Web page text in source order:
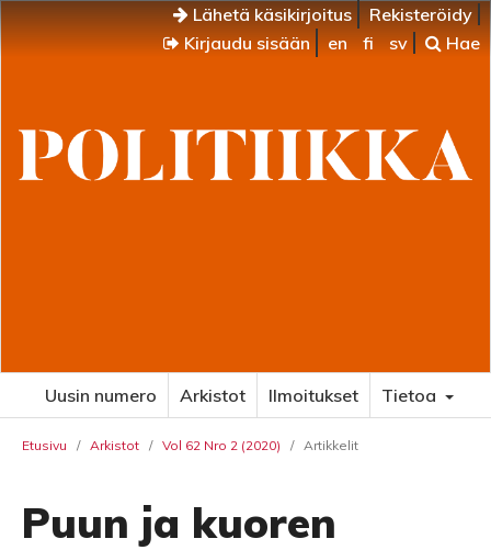
Lähetä käsikirjoitus
Rekisteröidy
Kirjaudu sisään
en fi sv Hae
Uusin numero Arkistot Ilmoitukset Tietoa
Etusivu / Arkistot / Vol 62 Nro 2 (2020) / Artikkelit
Puun ja kuoren